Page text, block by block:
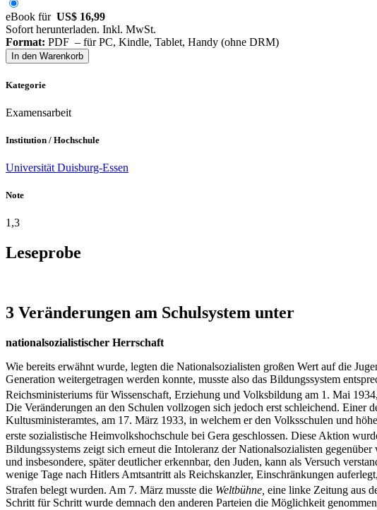
eBook für US$ 16,99
Sofort herunterladen. Inkl. MwSt.
Format: PDF – für PC, Kindle, Tablet, Handy (ohne DRM)
In den Warenkorb
Kategorie
Examensarbeit
Institution / Hochschule
Universität Duisburg-Essen
Note
1,3
Leseprobe
3 Veränderungen am Schulsystem unter
nationalsozialistischer Herrschaft
Wie bereits erwähnt wurde, legten die Nationalsozialisten großen Wert auf die
Generation weitergetragen werden konnte, musste also das Bildungssystem
Reichsministeriums für Wissenschaft, Erziehung und Volksbildung am 1. Mai
Die Veränderungen an den Schulen vollzogen sich jedoch erst schleichend.
Kultusministeramtes, am 17. März 1933, in welchem er den Volksschulen und
erste sozialistische Heimvolkshochschule bei Gera geschlossen. Diese Aktion
Bildungssystems zeigt sich erneut die Intoleranz der Nationalsozialisten
und insbesondere, später deutlicher erkennbar, den Juden, kann als Versuch
wenige Tage nach Hitlers Amtsantritt als Reichskanzler, Einschränkungen
Strafen belegt wurden. Am 7. März musste die Weltbühne, eine linke Zeitung aus
Schritt für Schritt wurde demnach den anderen Parteien die Möglichkeit